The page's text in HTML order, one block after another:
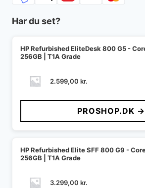
Har du set?
HP Refurbished EliteDesk 800 G5 -
256GB | T1A Grade
2.599,00 kr.
PROSHOP.DK →
HP Refurbished Elite SFF 800 G9 - Core
256GB | T1A Grade
3.299,00 kr.